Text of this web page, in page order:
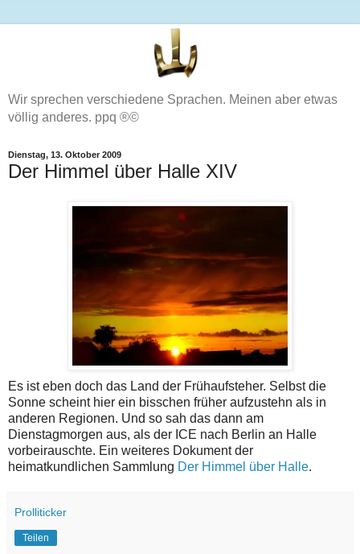
Wir sprechen verschiedene Sprachen. Meinen aber etwas
völlig anderes. ppq ®©
Dienstag, 13. Oktober 2009
Der Himmel über Halle XIV
Es ist eben doch das Land der Frühaufsteher. Selbst die
Sonne scheint hier ein bisschen früher aufzustehn als in
anderen Regionen. Und so sah das dann am
Dienstagmorgen aus, als der ICE nach Berlin an Halle
vorbeirauschte. Ein weiteres Dokument der
heimatkundlichen Sammlung Der Himmel über Halle.
Prolliticker
Teilen